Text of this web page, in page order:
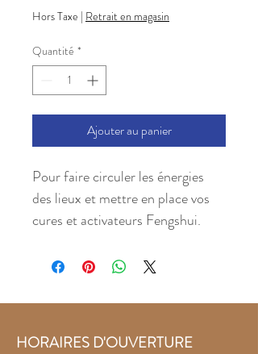
Hors Taxe | Retrait en magasin
Quantité *
Ajouter au panier
Pour faire circuler les énergies
des lieux et mettre en place vos
cures et activateurs Fengshui.
HORAIRES D'OUVERTURE